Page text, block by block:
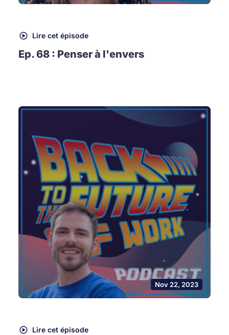
Lire cet épisode
Ep. 68 : Penser à l'envers
Nov 22, 2023
Lire cet épisode